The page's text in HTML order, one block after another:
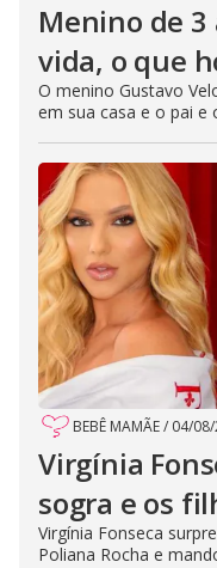
Menino de 3
vida, o que
O menino Gustavo
em sua casa e o pai e
BEBÊ MAMÃE/ 04/
Virgínia
sogra e os
Virgínia Fonseca
Poliana Rocha e